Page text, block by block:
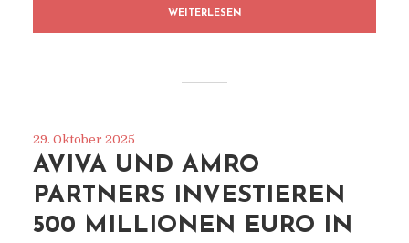
WEITERLESEN
29. Oktober 2025
AVIVA UND AMRO
PARTNERS INVESTIEREN
500 MILLIONEN EURO IN